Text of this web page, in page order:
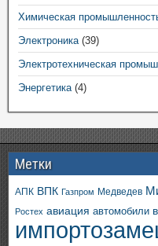
Химическая
Электроника(39)
Электротехническая
Энергетика(4)
Метки
АПК ВПК Газпром Медведев
Ростех авиация автомобили